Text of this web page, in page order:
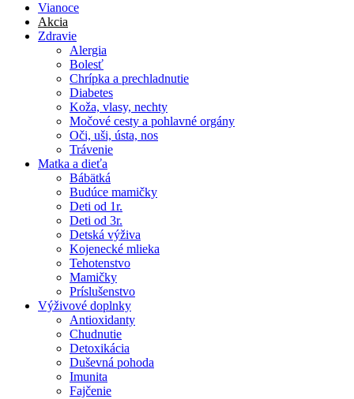
Vianoce
Akcia
Zdravie
Alergia
Bolesť
Chrípka a prechladnutie
Diabetes
Koža, vlasy, nechty
Močové cesty a pohlavné orgány
Oči, uši, ústa, nos
Trávenie
Matka a dieťa
Bábätká
Budúce mamičky
Deti od 1r.
Deti od 3r.
Detská výživa
Kojenecké mlieka
Tehotenstvo
Mamičky
Príslušenstvo
Výživové doplnky
Antioxidanty
Chudnutie
Detoxikácia
Duševná pohoda
Imunita
Fajčenie